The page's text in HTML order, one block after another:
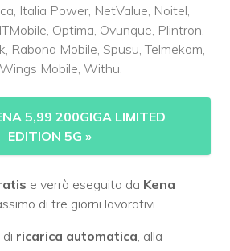
Italia Power, NetValue, Noitel,
Optima, Ovunque, Plintron,
Rabona Mobile, Spusu, Telmekom,
Mobile, Withu.
5,99 200GIGA LIMITED
EDITION 5G »
e verrà eseguita da Kena
di tre giorni lavorativi.
ricarica automatica , alla